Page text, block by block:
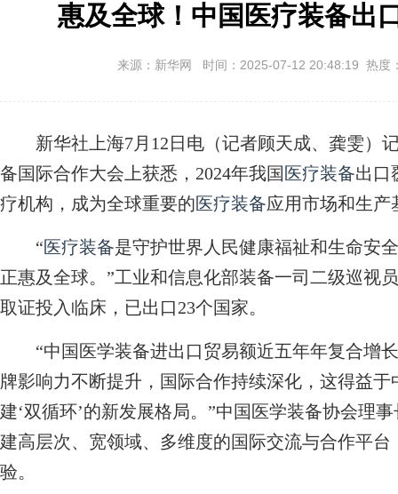
惠及全球！中国医疗装备出
来源：新华网 时间：2025-07-12 20:48:19 热度
新华社上海7月12日电（记者顾天成、龚雯）
备国际合作大会上获悉，2024年我国 医疗装备出口
疗机构，成为全球重要的医疗装备应用市场和生产
“医疗装备是守护世界人民健康福祉和生命安
正惠及全球。”工业和信息化部装备一司二级巡视
取证投入临床，已出口23个国家。
“中国医学装备进出口贸易额近五年年复合增长
牌影响力不断提升，国际合作持续深化，这得益
建‘双循环’的新发展格局。”中国医学装备协会理
建高层次、宽领域、多维度的国际交流与合作平
验。